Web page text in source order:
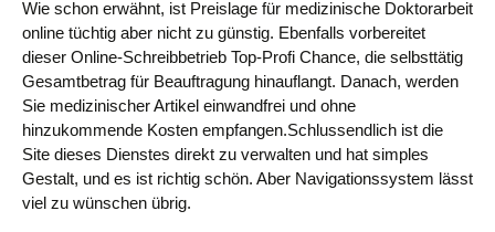
Wie schon erwähnt, ist Preislage für medizinische Doktorarbeit
online tüchtig aber nicht zu günstig. Ebenfalls vorbereitet
dieser Online-Schreibbetrieb Top-Profi Chance, die selbsttätig
Gesamtbetrag für Beauftragung hinauflangt. Danach, werden
Sie medizinischer Artikel einwandfrei und ohne
hinzukommende Kosten empfangen.Schlussendlich ist die
Site dieses Dienstes direkt zu verwalten und hat simples
Gestalt, und es ist richtig schön. Aber Navigationssystem lässt
viel zu wünschen übrig.